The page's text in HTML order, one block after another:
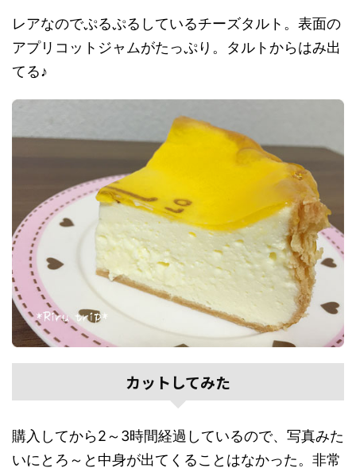
レアなのでぷるぷるしているチーズタルト。表面の
アプリコットジャムがたっぷり。タルトからはみ出
てる♪
カットしてみた
購入してから2～3時間経過しているので、写真みた
いにとろ～と中身が出てくることはなかった。非常